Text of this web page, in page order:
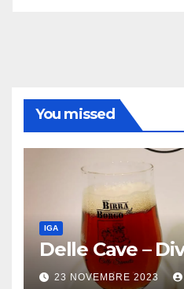
You missed
IGA
Delle Cave –
23 NOVEMBRE 2023